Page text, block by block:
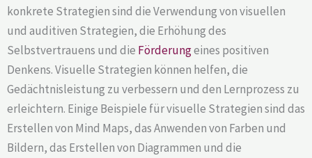
konkrete Strategien sind die Verwendung von visuellen
und auditiven Strategien, die Erhöhung des
Selbstvertrauens und die Förderungeines positiven
Denkens. Visuelle Strategien können helfen, die
Gedächtnisleistung zu verbessern und den Lernprozess zu
erleichtern. Einige Beispiele für visuelle Strategien sind das
Erstellen von Mind Maps, das Anwenden von Farben und
Bildern, das Erstellen von Diagrammen und die